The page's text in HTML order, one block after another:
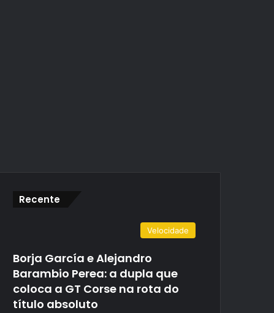
Recente
Velocidade
Borja García e Alejandro
Barambio Perea: a dupla que
coloca a GT Corse na rota do
título absoluto